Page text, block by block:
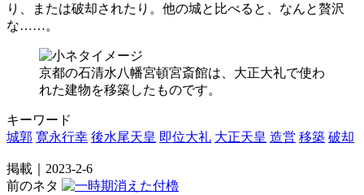
り、または破却されたり。他の城と比べると、なんと贅沢
な……。
京都の石清水八幡宮頓宮斎館は、大正大礼で使わ
れた建物を移築したものです。
キーワード
城郭 寛永行幸 後水尾天皇 即位大礼 大正天皇 造営 移築 破却
掲載｜2023-2-6
前のネタ